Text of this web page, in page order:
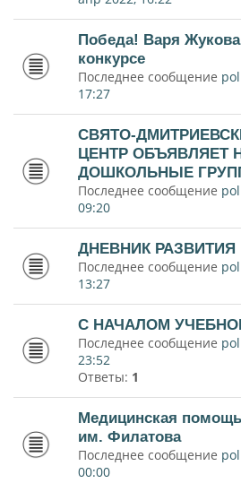
Победа! Варя
конкурсе
Последнее сообщение
17:27
СВЯТО-
ЦЕНТР ОБЪЯВЛЯЕТ
ДОШКОЛЬНЫЕ
Последнее сообщение
09:20
ДНЕВНИК РАЗВИТИЯ
Последнее сообщение
13:27
С НАЧАЛОМ
Последнее сообщение
23:52
Ответы: 1
Медицинская
им. Филатова
Последнее сообщение
00:00